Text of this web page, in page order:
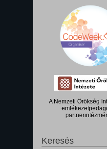
A Nemzeti Örökség
Keresés